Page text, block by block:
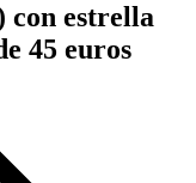
con estrella
45 euros